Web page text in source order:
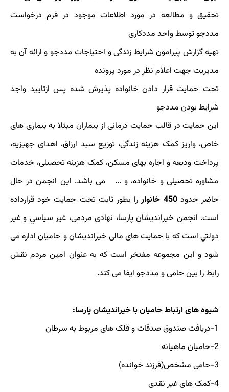
تحقیق و مطالعه در مورد اطلاعات موجود در فرم درخواست
مددجو توسط واحد مددکاری
تهیه گزارش پیرامون شرایط زندگی و احتیاجات مددجو و ارائه آن به
مدیریت جهت اعلام نظر در مورد پرونده
تحت حمایت قرار دادن خانواده پذیرش شده پس ازتایید واجد
شرایط بودن مددجو
این حمایت در قالب حمایت درمانی از بیماران مبتلا به بیماری های
خاص، واریز کمک هزینه زندگی، توزیع سبد ارزاق، اهدای جهیزیه،
پرداخت ودیعه و اجاره بهای مسکن، کمک هزینه تحصیلی، خدمات
مشاوره تحصیلی و خانواده، و ... می باشد. اين انجمن در حال
حاضر حدود450 خانوار
را بطور ثابت تحت حمایت خود قرارداده
است. انجمن خیراندیشان پارسا، نهادی مردمی، غير سياسي و غير
دولتي است که با حمایت های مالی خیراندیشان و حامیان اداره می
شود و این مجموعه مفتخر است که به عنوان امین مردم نقش
رابط را بین حامی و مددجو ایفا می کند.
شیوه های ارتباط حامیان با خیراندیشان پارسا:
1-دریافت صندوق صدقات و قلک های مربوط به سرطان
2-حامیان ماهیانه
3-حامی مشخص(فرزند خوانده)
4-کمک های غیر نقدی